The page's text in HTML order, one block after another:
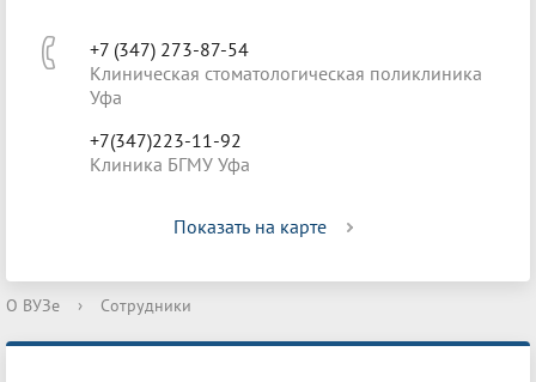
+7 (347) 273-87-54
Клиническая стоматологическая поликлиника
Уфа
+7(347)223-11-92
Клиника БГМУ Уфа
Показать на карте
О ВУЗе › Сотрудники